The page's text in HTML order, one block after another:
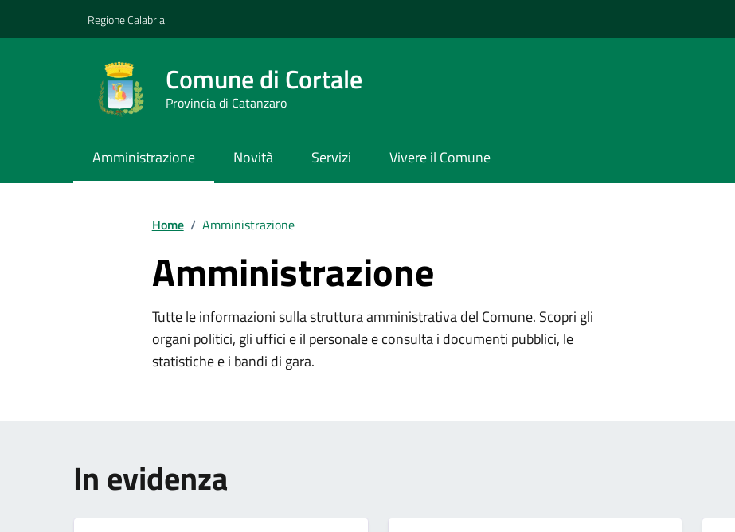
Regione Calabria
Comune di Cortale
Provincia di Catanzaro
Amministrazione Novità Servizi Vivere il Comune
Home / Amministrazione
Amministrazione
Tutte le informazioni sulla struttura amministrativa del Comune. Scopri gli
organi politici, gli uffici e il personale e consulta i documenti pubblici, le
statistiche e i bandi di gara.
In evidenza